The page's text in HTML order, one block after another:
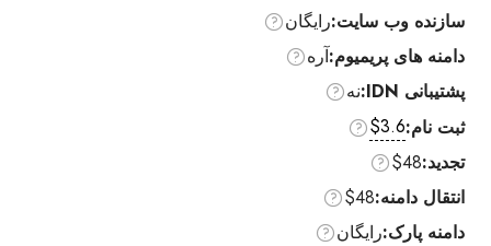
سازنده وب سایت:رایگان
دامنه های پریمیوم:آره
پشتیبانی IDN:
نه
ثبت نام:$3.6
تجدید:$48
انتقال دامنه:$48
دامنه پارک:رایگان